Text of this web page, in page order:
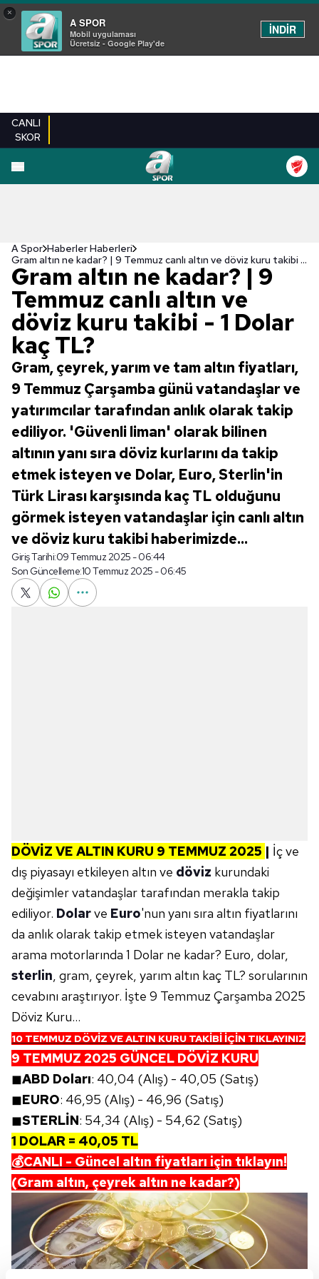
×
A SPOR
Mobil uygulaması
Ücretsiz - Google Play'de
İNDİR
CANLI
SKOR
A Spor Haberler Haberleri
Gram altın ne kadar? | 9 Temmuz canlı altın ve döviz kuru takibi - 1 Dolar kaç TL?
Gram altın ne kadar? | 9
Temmuz canlı altın ve
döviz kuru takibi - 1 Dolar
kaç TL?
Gram, çeyrek, yarım ve tam altın fiyatları,
9 Temmuz Çarşamba günü vatandaşlar ve
yatırımcılar tarafından anlık olarak takip
ediliyor. 'Güvenli liman' olarak bilinen
altının yanı sıra döviz kurlarını da takip
etmek isteyen ve Dolar, Euro, Sterlin'in
Türk Lirası karşısında kaç TL olduğunu
görmek isteyen vatandaşlar için canlı altın
ve döviz kuru takibi haberimizde...
Giriş Tarihi:09 Temmuz 2025 - 06:44
Son Güncelleme:10 Temmuz 2025 - 06:45
DÖVİZ VE ALTIN KURU 9 TEMMUZ 2025 | İç ve
dış piyasayı etkileyen altın ve döviz kurundaki
değişimler vatandaşlar tarafından merakla takip
ediliyor. Dolarve Euro'nun yanı sıra altın fiyatlarını
da anlık olarak takip etmek isteyen vatandaşlar
arama motorlarında 1 Dolar ne kadar? Euro, dolar,
sterlin, gram, çeyrek, yarım altın kaç TL? sorularının
cevabını araştırıyor. İşte 9 Temmuz Çarşamba 2025
Döviz Kuru...
10 TEMMUZ DÖVİZ VE ALTIN KURU TAKİBİ İÇİN TIKLAYINIZ
9 TEMMUZ 2025 GÜNCEL DÖVİZ KURU
◼ABD Doları: 40,04 (Alış) - 40,05 (Satış)
◼EURO: 46,95 (Alış) - 46,96 (Satış)
◼STERLİN: 54,34 (Alış) - 54,62 (Satış)
1 DOLAR = 40,05 TL
💰CANLI - Güncel altın fiyatları için tıklayın!
(Gram altın, çeyrek altın ne kadar?)